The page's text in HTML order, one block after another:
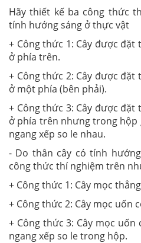
Hãy thiết kế ba công thức
tính hướng sáng ở thực vật
+ Công thức 1: Cây được
ở phía trên.
+ Công thức 2: Cây được
ở một phía (bên phải).
+ Công thức 3: Cây được
ở phía trên nhưng trong hộp
ngang xếp so le nhau.
- Do thân cây có tính
công thức thí nghiệm trên
+ Công thức 1: Cây mọc
+ Công thức 2: Cây mọc uốn
+ Công thức 3: Cây mọc
ngang xếp so le trong hộp.